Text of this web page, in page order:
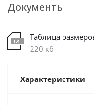
Документы
Таблица
220 кб
Характеристики